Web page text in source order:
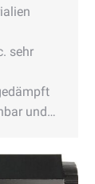
sehr
und…